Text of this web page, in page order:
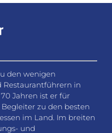
den wenigen
in
Jahren ist er für
zu den besten
im Land. Im breiten
und